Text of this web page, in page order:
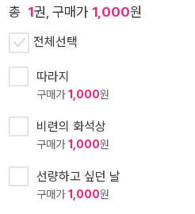
총 1권, 구매가 1,000원
전체선택
따라지
구매가1,000원
비련의 화석상
구매가1,000원
선량하고 싶던 날
구매가1,000원